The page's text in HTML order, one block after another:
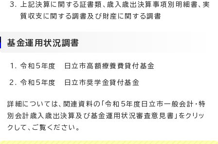
上記決算に関する証書類、歳入歳出決算事項別明細書、実
質収支に関する調書及び財産に関する調書
基金運用状況調書
令和5年度 日立市高額療養費貸付基金
令和5年度 日立市奨学金貸付基金
詳細については、関連資料の「令和5年度日立市一般会計・特
別会計歳入歳出決算及び基金運用状況審査意見書」をクリッ
クして、ご覧ください。